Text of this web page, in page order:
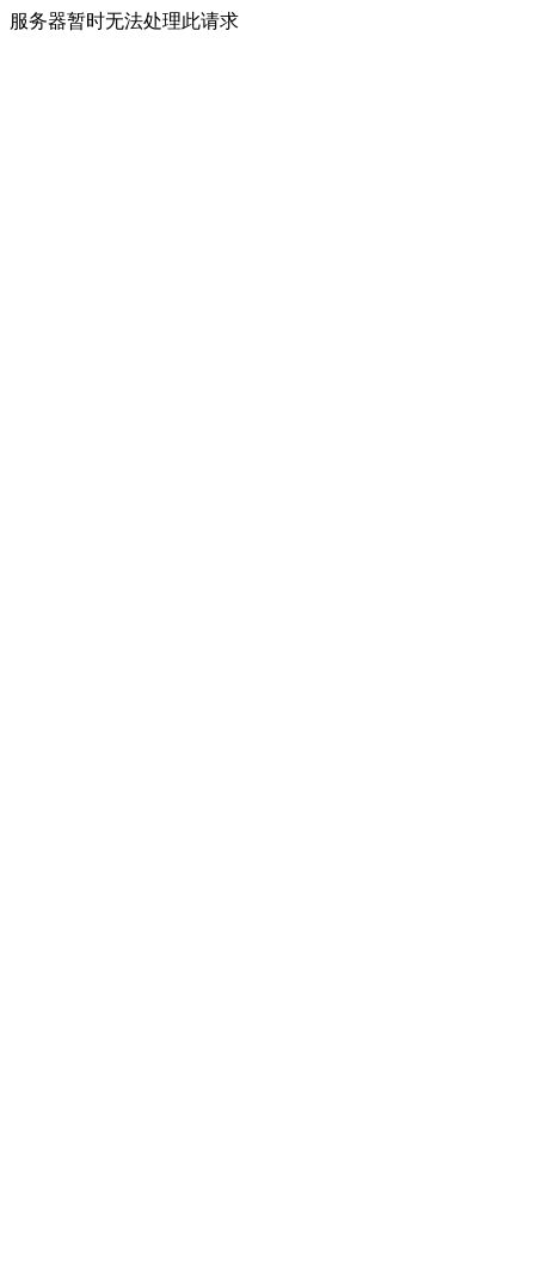
服务器暂时无法处理此请求